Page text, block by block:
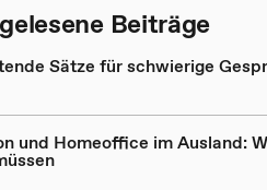
Beiträge
Sätze für schwierige
und Homeoffice im Ausland: